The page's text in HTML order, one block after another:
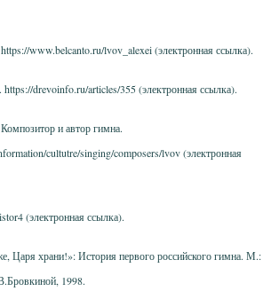
www.belcanto.ru/lvov_alexei (электронная ссылка).
drevoinfo.ru/articles/355 (электронная ссылка).
и автор гимна.
cultutre/singing/composers/lvov (электронная
(электронная ссылка).
Царя храни!»: История первого российского гимна. М.:
1998.